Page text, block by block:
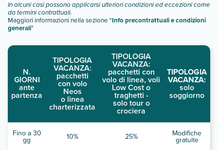
In alcuni casi possono applicarsi ulteriori condizioni ed eccezioni come
da termini contrattuali.
Maggiori informazioni nella sezione "Info precontrattuali e condizioni
generali"
N.
GIORNI
ante
partenza
TIPOLOGIA
VACANZA:
pacchetti
con volo
Neos
o linea
charterizzata
TIPOLOGIA
VACANZA:
pacchetti con
volo di linea, voli
Low Cost o
traghetti -
solo tour o
crociera
TIPOLOGIA
VACANZA:
solo
soggiorno
Fino a 30
gg 10% 25% Modifiche
gratuite